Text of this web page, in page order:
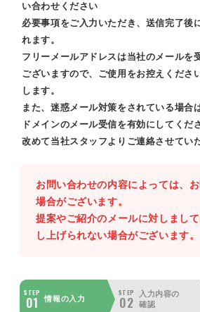
い合わせください
必要事項をご入力いただき、送信完了後
れます。
フリーメールアドレスは当社のメールを
ございますので、ご使用をお控えくださ
します。
また、迷惑メール対策をされている場合
ドメインのメール受信を有効にしてくだ
改めて当社スタッフよりご連絡させてい
お問い合わせの内容によっては、
場合がございます。
提案やご紹介のメールに対しまし
し上げられない場合がございます。
STEP
01 情報の入力
STEP
02
入力内容の
確認